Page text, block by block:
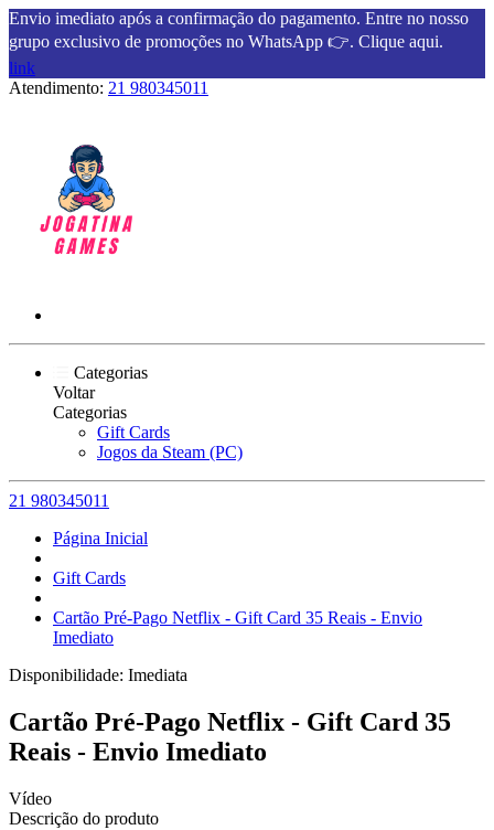
Envio imediato após a confirmação do pagamento. Entre no nosso
grupo exclusivo de promoções no WhatsApp 👉. Clique aqui.
link
Atendimento: 21 980345011
Categorias
Voltar
Categorias
Gift Cards
Jogos da Steam (PC)
21 980345011
Página Inicial
Gift Cards
Cartão Pré-Pago Netflix - Gift Card 35 Reais - Envio
Imediato
Disponibilidade: Imediata
Cartão Pré-Pago Netflix - Gift Card 35
Reais - Envio Imediato
Vídeo
Descrição do produto